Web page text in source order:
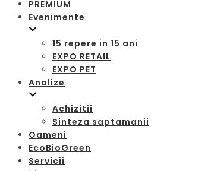
PREMIUM
Evenimente
15 repere in 15 ani
EXPO RETAIL
EXPO PET
Analize
Achizitii
Sinteza saptamanii
Oameni
EcoBioGreen
Servicii